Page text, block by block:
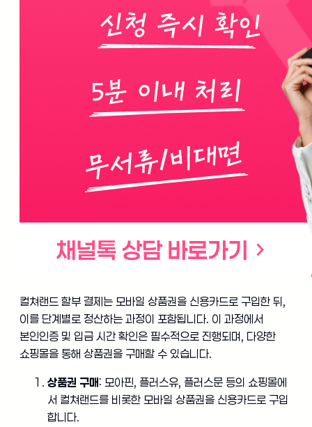
컬쳐랜드 할부 결제는 모바일 상품권을 신용카드로 구입한 뒤,
이를 단계별로 정산하는 과정이 포함됩니다. 이 과정에서
본인인증 및 입금 시간 확인은 필수적으로 진행되며, 다양한
쇼핑몰을 통해 상품권을 구매할 수 있습니다.
상품권 구매: 모아핀, 플러스유, 플러스문 등의 쇼핑몰에
서 컬쳐랜드를 비롯한 모바일 상품권을 신용카드로 구입
합니다.